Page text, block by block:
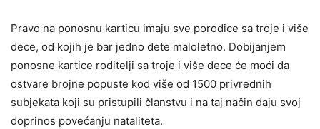
Pravo na ponosnu karticu imaju sve porodice sa troje i više
dece, od kojih je bar jedno dete maloletno. Dobijanjem
ponosne kartice roditelji sa troje i više dece će moći da
ostvare brojne popuste kod više od 1500 privrednih
subjekata koji su pristupili članstvu i na taj način daju svoj
doprinos povećanju nataliteta.